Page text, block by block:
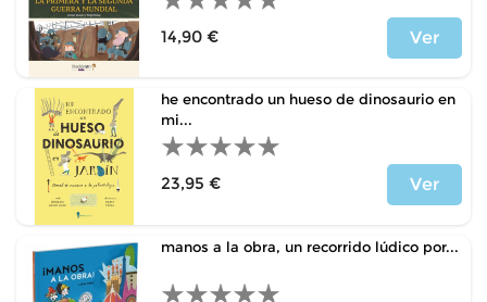
14,90 €
Ver
he encontrado un hueso de dinosaurio en
mi...
23,95 €
Ver
manos a la obra, un recorrido lúdico por...